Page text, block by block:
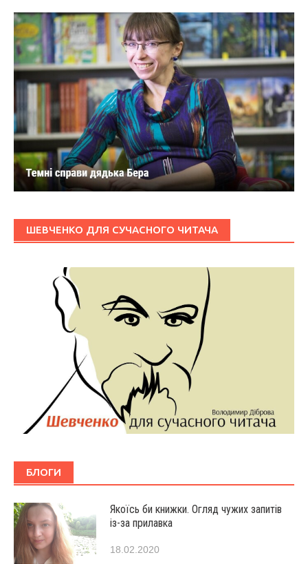
ШЕВЧЕНКО ДЛЯ СУЧАСНОГО ЧИТАЧА
БЛОГИ
Якоїсь би книжки. Огляд чужих запитів
із-за прилавка
18.02.2020